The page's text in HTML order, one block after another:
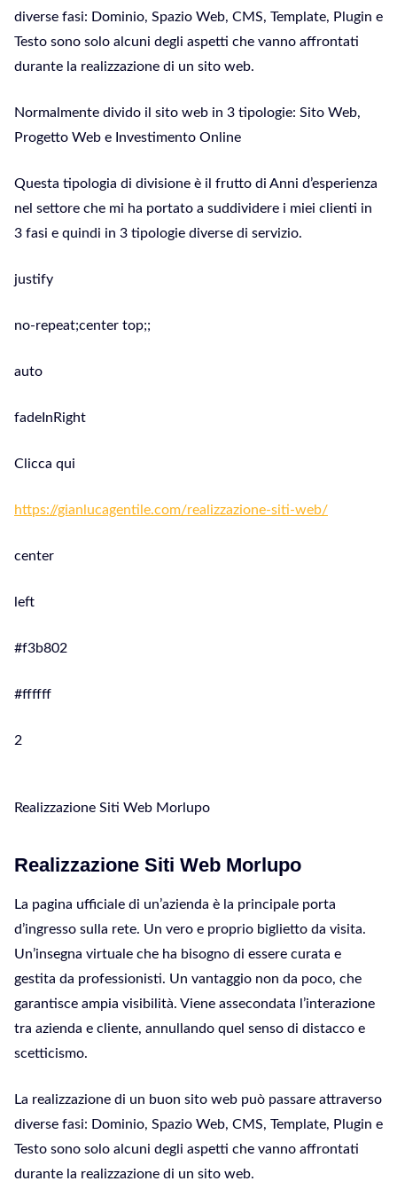
diverse fasi: Dominio, Spazio Web, CMS, Template, Plugin e
Testo sono solo alcuni degli aspetti che vanno affrontati
durante la realizzazione di un sito web.
Normalmente divido il sito web in 3 tipologie: Sito Web,
Progetto Web e Investimento Online
Questa tipologia di divisione è il frutto di Anni d’esperienza
nel settore che mi ha portato a suddividere i miei clienti in
3 fasi e quindi in 3 tipologie diverse di servizio.
justify
no-repeat;center top;;
auto
fadeInRight
Clicca qui
https://gianlucagentile.com/realizzazione-siti-web/
center
left
#f3b802
#ffffff
2
Realizzazione Siti Web Morlupo
Realizzazione Siti Web Morlupo
La pagina ufficiale di un’azienda è la principale porta
d’ingresso sulla rete. Un vero e proprio biglietto da visita.
Un’insegna virtuale che ha bisogno di essere curata e
gestita da professionisti. Un vantaggio non da poco, che
garantisce ampia visibilità. Viene assecondata l’interazione
tra azienda e cliente, annullando quel senso di distacco e
scetticismo.
La realizzazione di un buon sito web può passare attraverso
diverse fasi: Dominio, Spazio Web, CMS, Template, Plugin e
Testo sono solo alcuni degli aspetti che vanno affrontati
durante la realizzazione di un sito web.